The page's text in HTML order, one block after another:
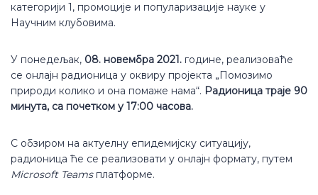
категорији 1, промоције и популаризације науке у
Научним клубовима.
У понедељак, 08. новембра 2021. године, реализоваће
се онлајн радионица у оквиру пројекта „Помозимо
природи колико и она помаже нама“. Радионица траје 90
минута, са почетком у 17:00 часова.
С обзиром на актуелну епидемијску ситуацију,
радионица ће се реализовати у онлајн формату, путем
Microsoft Teamsплатформе.